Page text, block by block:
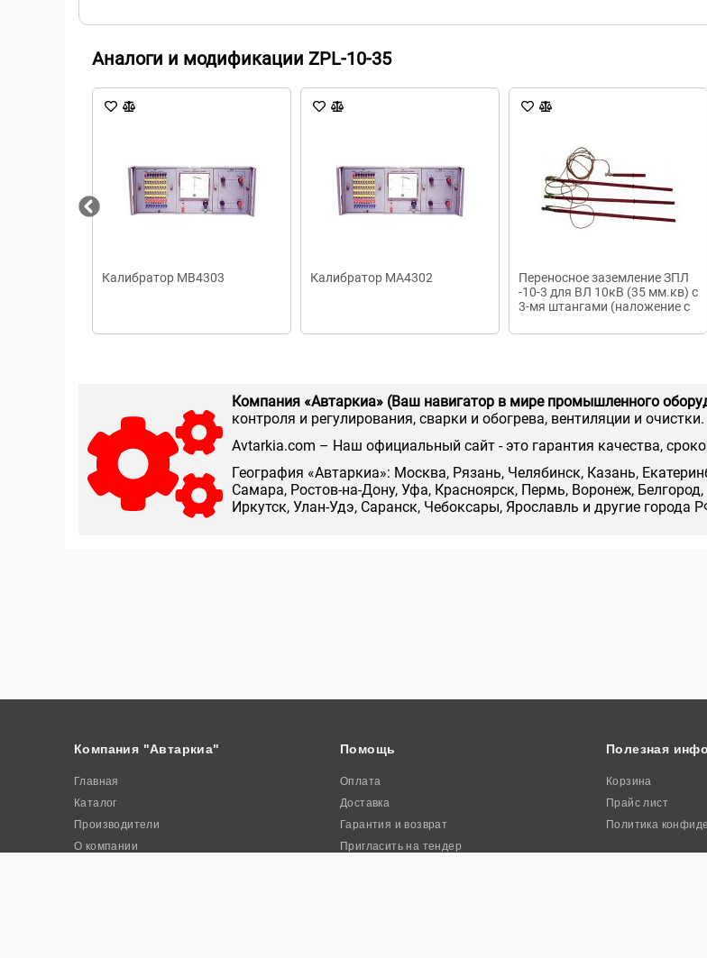
Аналоги и модификации ZPL-10-35
Калибратор МВ4303 Калибратор МА4302
Переносное заземление ЗПЛ
-10-3 для ВЛ 10кВ (35 мм.кв) с
3-мя штангами (наложение с
Компания «Автаркиа» (Ваш навигатор в мире промышленного
контроля и регулирования, сварки и обогрева, вентиляции и очистки.
Аvtarkia.com – Наш официальный сайт - это гарантия качества,
География «Автаркиа»: Москва, Рязань, Челябинск, Казань,
Самара, Ростов-на-Дону, Уфа, Красноярск, Пермь, Воронеж,
Иркутск, Улан-Удэ, Саранск, Чебоксары, Ярославль и другие
Компания "Автаркиа"
Главная
Каталог
Производители
О компании
Помощь
Оплата
Доставка
Гарантия и возврат
Пригласить на тендер
Полезная
Корзина
Прайс лист
Политика